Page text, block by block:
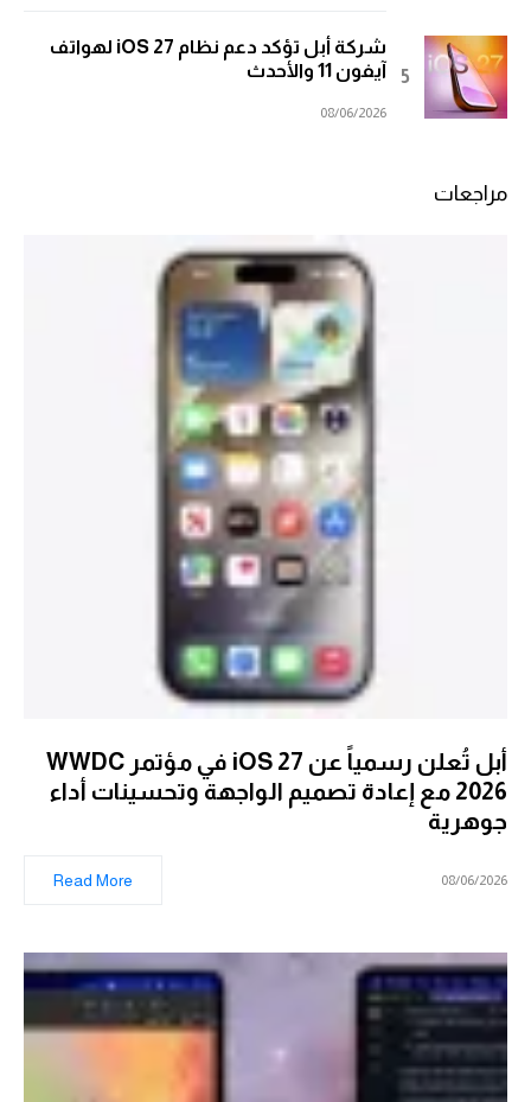
شركة أبل تؤكد دعم نظام iOS 27 لهواتف
آيفون 11 والأحدث
08/06/2026
مراجعات
أبل تُعلن رسمياً عن iOS 27 في مؤتمر WWDC
2026 مع إعادة تصميم الواجهة وتحسينات أداء
جوهرية
08/06/2026
Read More